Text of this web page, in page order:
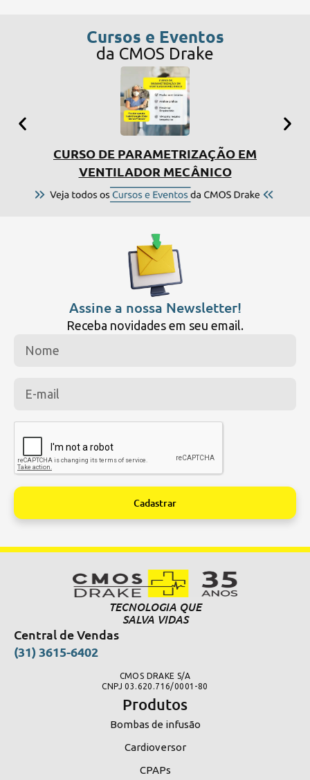
Cursos e Eventos
da CMOS Drake
CURSO DE PARAMETRIZAÇÃO EM
VENTILADOR MECÂNICO
Assine a nossa Newsletter!
Receba novidades em seu email.
Cadastrar
TECNOLOGIA QUE
SALVA VIDAS
Central de Vendas
(31) 3615-6402
CMOS DRAKE S/A
CNPJ 03.620.716/0001-80
Produtos
Bombas de infusão
Cardioversor
CPAPs